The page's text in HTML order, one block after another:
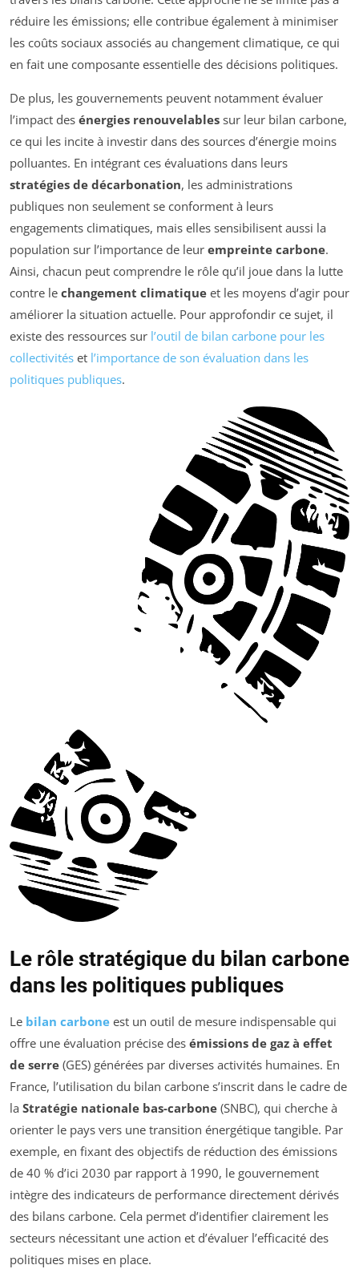
réduire les émissions; elle contribue également à minimiser
les coûts sociaux associés au changement climatique, ce qui
en fait une composante essentielle des décisions politiques.
De plus, les gouvernements peuvent notamment évaluer
l’impact des énergies renouvelables sur leur bilan carbone,
ce qui les incite à investir dans des sources d’énergie moins
polluantes. En intégrant ces évaluations dans leurs
stratégies de décarbonation, les administrations
publiques non seulement se conforment à leurs
engagements climatiques, mais elles sensibilisent aussi la
population sur l’importance de leur empreinte carbone.
Ainsi, chacun peut comprendre le rôle qu’il joue dans la lutte
contre le changement climatique et les moyens d’agir pour
améliorer la situation actuelle. Pour approfondir ce sujet, il
existe des ressources sur l’outil de bilan carbone pour les
collectivités et l’importance de son évaluation dans les
politiques publiques.
Le rôle stratégique du bilan carbone
dans les politiques publiques
Le bilan carbone est un outil de mesure indispensable qui
offre une évaluation précise des émissions de gaz à effet
de serre (GES) générées par diverses activités humaines. En
France, l’utilisation du bilan carbone s’inscrit dans le cadre de
la Stratégie nationale bas-carbone (SNBC), qui cherche à
orienter le pays vers une transition énergétique tangible. Par
exemple, en fixant des objectifs de réduction des émissions
de 40 % d’ici 2030 par rapport à 1990, le gouvernement
intègre des indicateurs de performance directement dérivés
des bilans carbone. Cela permet d’identifier clairement les
secteurs nécessitant une action et d’évaluer l’efficacité des
politiques mises en place.